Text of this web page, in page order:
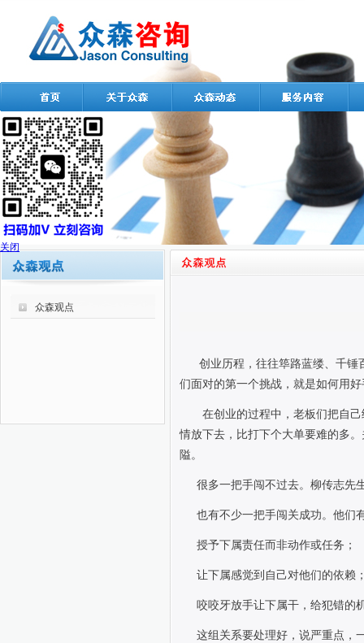
众森观点
创业历程，往往筚路蓝缕、千锤
们面对的第一个挑战，就是如何用好
在创业的过程中，老板们把自
情放下去，比打下个大单要难的多
隘。
很多一把手闯不过去。柳传志先
也有不少一把手闯关成功。他们
授予下属责任而非动作或任务；
让下属感觉到自己对他们的依赖
咬咬牙放手让下属干，给犯错的
这组关系要处理好，说严重点，
关闭